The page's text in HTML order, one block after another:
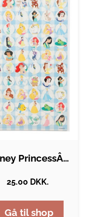
Disney PrincessÂ® Klistermærker
25.00 DKK.
Gå til shop